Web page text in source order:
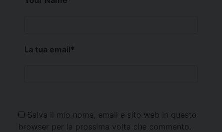
La tua email*
Salva il mio nome, email e sito web in questo
browser per la prossima volta che commento.